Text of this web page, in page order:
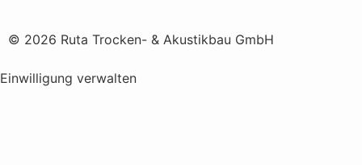
© 2026 Ruta Trocken- & Akustikbau GmbH
Einwilligung verwalten